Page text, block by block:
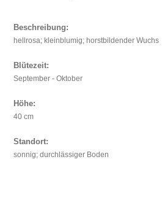
Beschreibung:
hellrosa; kleinblumig; horstbildender Wuchs
Blütezeit:
September - Oktober
Höhe:
40 cm
Standort:
sonnig; durchlässiger Boden